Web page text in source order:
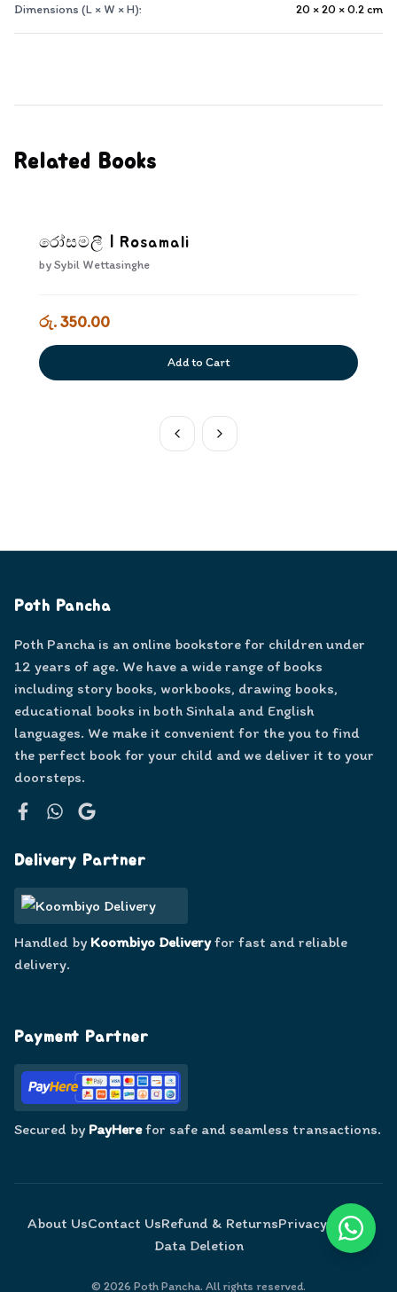
Dimensions (L × W × H):
20 × 20 × 0.2cm
Related Books
රෝසමලී | Rosamali
bySybil Wettasinghe
රු. 350.00
Add to Cart
Poth Pancha
Poth Pancha is an online bookstore for children under
12 years of age. We have a wide range of books
including story books, workbooks, drawing books,
educational books in both Sinhala and English
languages. We make it convenient for the you to find
the perfect book for your child and we deliver it to your
doorsteps.
Delivery Partner
Handled by Koombiyo Deliveryfor fast and reliable
delivery.
Payment Partner
Secured by PayHerefor safe and seamless transactions.
About UsContact UsRefund & ReturnsPrivacy Policy
Data Deletion
© 2026 Poth Pancha. All rights reserved.